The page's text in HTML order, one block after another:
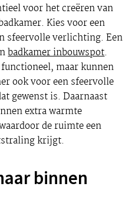
voor het creëren van
Kies voor een
sfeervolle verlichting. Een
badkamer inbouwspot.
maar kunnen
ook voor een sfeervolle
gewenst is. Daarnaast
extra warmte
de ruimte een
krijgt.
binnen